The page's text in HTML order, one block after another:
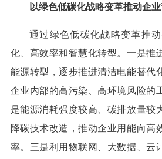
以绿色低碳化战略变革推动企
通过绿色低碳化战略变革推
化、高效率和智慧化转型。一是推
能源转型，逐步推进清洁电能替代
企业内部的高污染、高环境风险的
是能源消耗强度较高、碳排放量较
降碳技术改造，推动企业用能向高
率。三是利用物联网、大数据、云